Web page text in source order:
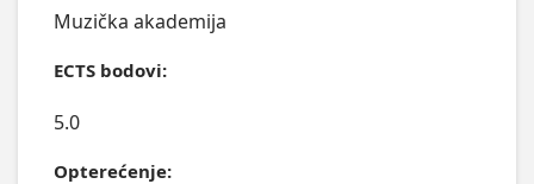
Muzička akademija
ECTS bodovi:
5.0
Opterećenje: